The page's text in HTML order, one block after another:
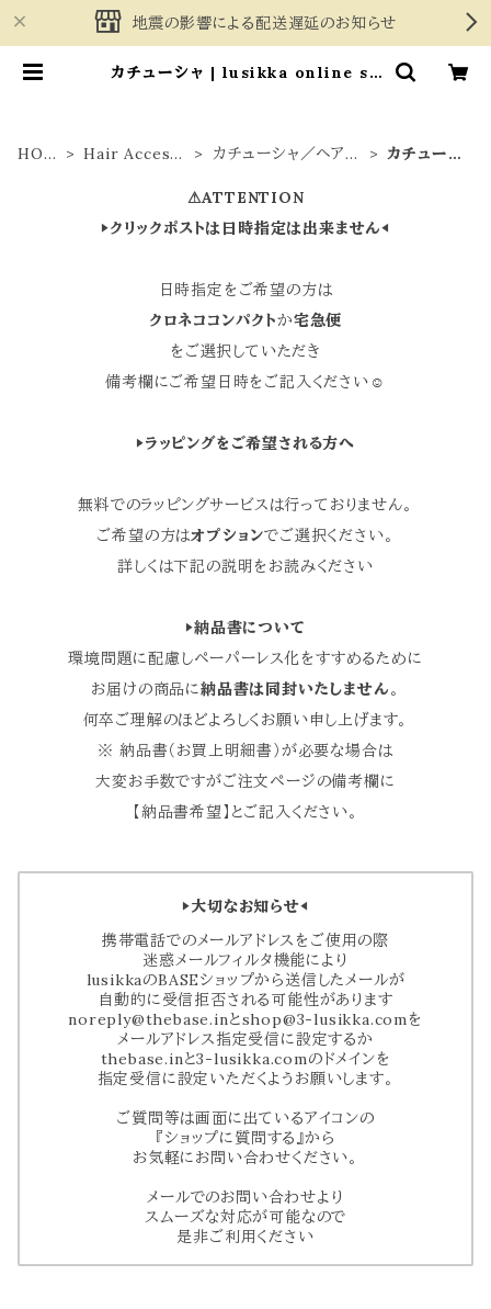
地震の影響による配送遅延のお知らせ
カチューシャ | lusikka online sh
HOM
Hair Access
カチューシャ／ヘアバ
カチューシ
⚠︎ATTENTION
▶︎クリックポストは日時指定は出来ません◀︎
日時指定をご希望の方は
クロネココンパクトか宅急便
をご選択していただき
備考欄にご希望日時をご記入ください☺︎
▶︎ラッピングをご希望される方へ
無料でのラッピングサービスは行っておりません。
ご希望の方はオプションでご選択ください。
詳しくは下記の説明をお読みください
▶︎納品書について
環境問題に配慮しペーパーレス化をすすめるために
お届けの商品に納品書は同封いたしません。
何卒ご理解のほどよろしくお願い申し上げます。
※ 納品書（お買上明細書）が必要な場合は
大変お手数ですがご注文ページの備考欄に
【納品書希望】とご記入ください。
▶︎大切なお知らせ◀︎
携帯電話でのメールアドレスをご使用の際
迷惑メールフィルタ機能により
lusikkaのBASEショップから送信したメールが
自動的に受信拒否される可能性があります
noreply@thebase.inとshop@3-lusikka.comを
メールアドレス指定受信に設定するか
thebase.inと3-lusikka.comのドメインを
指定受信に設定いただくようお願いします。
ご質問等は画面に出ているアイコンの
『ショップに質問する』から
お気軽にお問い合わせください。
メールでのお問い合わせより
スムーズな対応が可能なので
是非ご利用ください